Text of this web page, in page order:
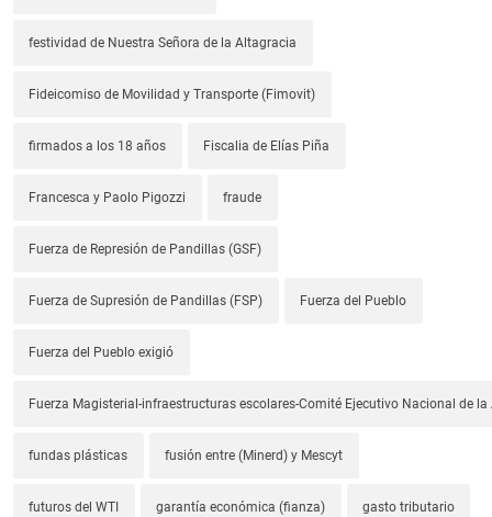
festividad de Nuestra Señora de la Altagracia
Fideicomiso de Movilidad y Transporte (Fimovit)
firmados a los 18 años Fiscalia de Elías Piña
Francesca y Paolo Pigozzi fraude
Fuerza de Represión de Pandillas (GSF)
Fuerza de Supresión de Pandillas (FSP) Fuerza del Pueblo
Fuerza del Pueblo exigió
Fuerza Magisterial-infraestructuras escolares-Comité Ejecutivo Nacional de la
fundas plásticas fusión entre (Minerd) y Mescyt
futuros del WTI garantía económica (fianza) gasto tributario